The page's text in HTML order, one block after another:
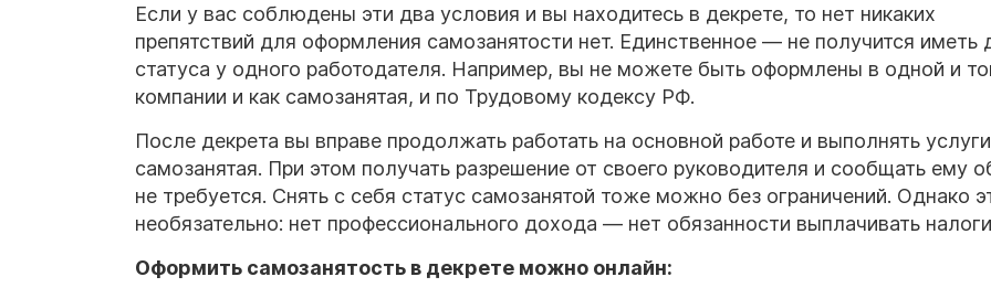
Если у вас соблюдены эти два условия и вы находитесь в декрете, то нет никаких
препятствий для оформления самозанятости нет. Единственное — не получится иметь
статуса у одного работодателя. Например, вы не можете быть оформлены в одной и
компании и как самозанятая, и по Трудовому кодексу РФ.
После декрета вы вправе продолжать работать на основной работе и выполнять
самозанятая. При этом получать разрешение от своего руководителя и сообщать ему
не требуется. Снять с себя статус самозанятой тоже можно без ограничений. Однако
необязательно: нет профессионального дохода — нет обязанности выплачивать
Оформить самозанятость в декрете можно онлайн: